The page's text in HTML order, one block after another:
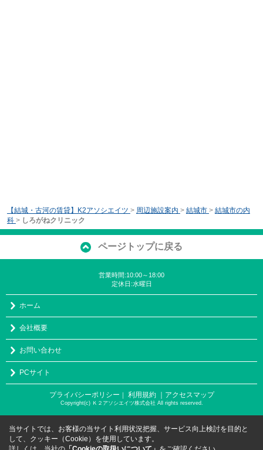
【結城・古河の賃貸】K2アソシエイツ > 周辺施設案内 > 結城市 > 結城市の内
科 > しろがねクリニック
ページトップに戻る
営業時間:10:00～18:00
定休日:水曜日
ホーム
会社概要
お問い合わせ
PCサイト
プライバシーポリシー ｜ 利用規約 ｜アクセスマップ
Copyright(c) Ｋ２アソシエイツ株式会社 All rights reserved.
当サイトでは、お客様の当サイト利用状況把握、サービス向上検討を目的と
して、クッキー（Cookie）を使用しています。